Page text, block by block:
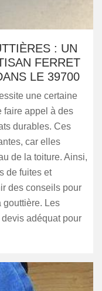
: UN
FERRET
LE 39700
une certaine
faire appel à des
durables. Ces
car elles
de la toiture. Ainsi,
de fuites et
des conseils pour
gouttière. Les
adéquat pour